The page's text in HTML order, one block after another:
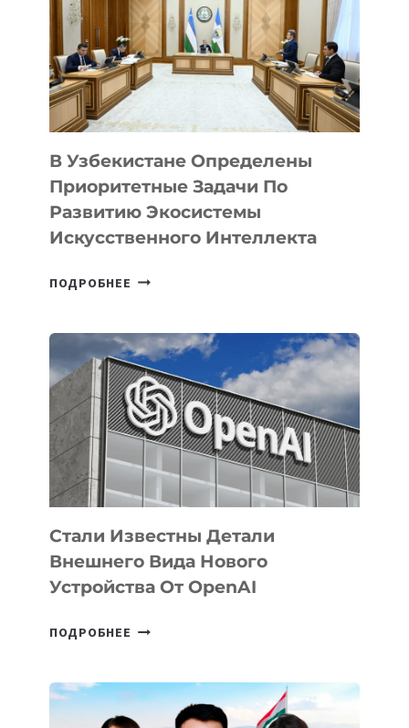
В Узбекистане Определены
Приоритетные Задачи По
Развитию Экосистемы
Искусственного Интеллекта
ПОДРОБНЕЕ В
ПРИОРИТЕТНЫЕ
ЗАДАЧИ
ПО
РАЗВИТИЮ
ЭКОСИСТЕМЫ
ИСКУССТВЕННОГО
ИНТЕЛЛЕКТА
Стали Известны Детали
Внешнего Вида Нового
Устройства От OpenAI
ПОДРОБНЕЕ СТАЛИ
ВНЕШНЕГО
ВИДА